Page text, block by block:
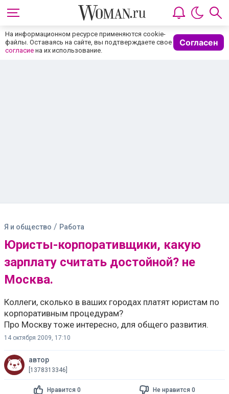
На информационном ресурсе применяются cookie-
файлы. Оставаясь на сайте, вы подтверждаете свое
согласие на их использование.
Согласен
Я и общество / Работа
Юристы-корпоративщики, какую
зарплату считать достойной? не
Москва.
Коллеги, сколько в ваших городах платят юристам по
корпоративным процедурам?
Про Москву тоже интересно, для общего развития.
14 октября 2009, 17:10
автор
[1378313346]
Нравится 0 Не нравится 0